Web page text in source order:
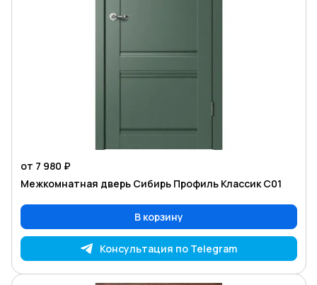
от 7 980 ₽
Межкомнатная дверь Сибирь Профиль Классик С01
В корзину
Консультация по Telegram